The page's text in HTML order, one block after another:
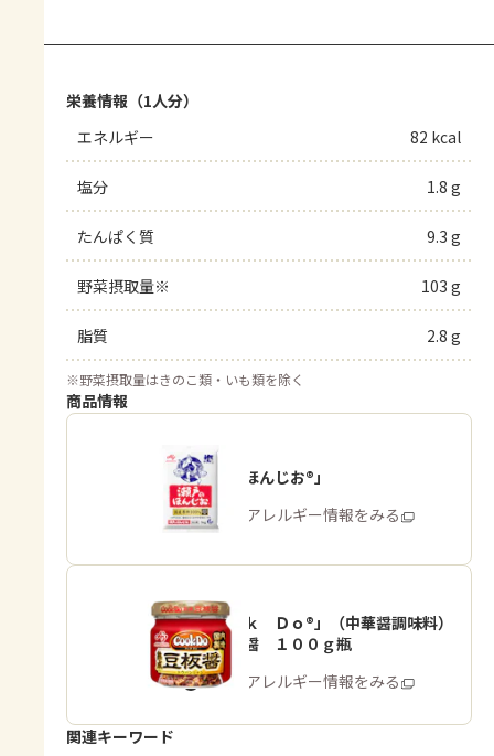
栄養情報（1人分）
エネルギー
82 kcal
塩分 1.8 g
たんぱく質 9.3 g
野菜摂取量※ 103 g
脂質 2.8 g
※野菜摂取量はきのこ類・いも類を除く
商品情報
「瀬戸のほんじお®」
商品・アレルギー情報をみる
「Ｃｏｏｋ Ｄｏ®」（中華醤調味料）
熟成豆板醤 １００ｇ瓶
商品・アレルギー情報をみる
関連キーワード